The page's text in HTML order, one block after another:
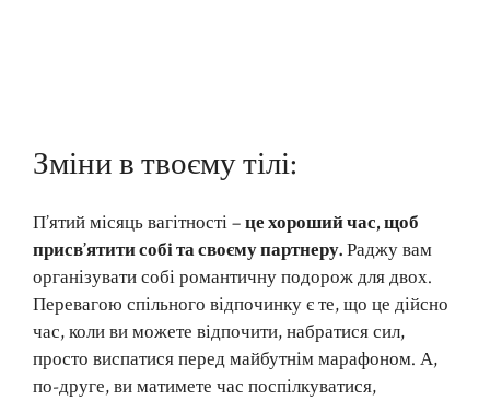
Зміни в твоєму тілі:
П’ятий місяць вагітності –це хороший час, щоб
присв’ятити собі та своєму партнеру.Раджу вам
організувати собі романтичну подорож для двох.
Перевагою спільного відпочинку є те, що це дійсно
час, коли ви можете відпочити, набратися сил,
просто виспатися перед майбутнім марафоном. А,
по-друге, ви матимете час поспілкуватися,